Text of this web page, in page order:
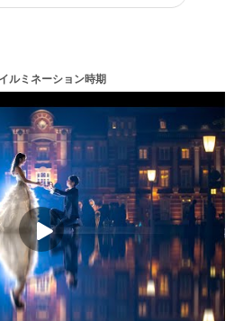
ルミネーション時期